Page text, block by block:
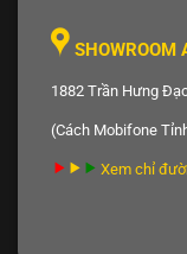
SHOWROOM
1882 Trần Hưng
(Cách Mobifone
Xem chỉ